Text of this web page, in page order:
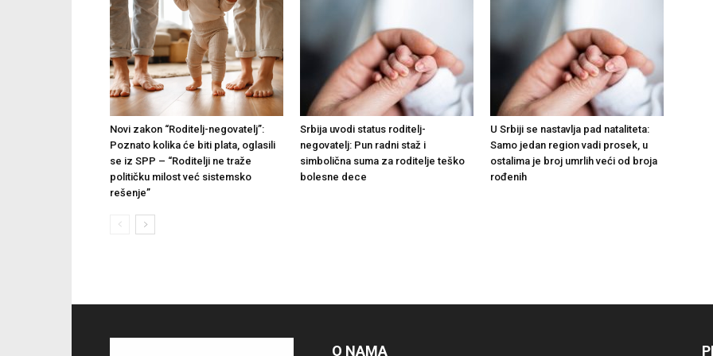
Novi zakon “Roditelj-negovatelj”:
Poznato kolika će biti plata, oglasili
se iz SPP – “Roditelji ne traže
političku milost već sistemsko
rešenje”
Srbija uvodi status roditelj-
negovatelj: Pun radni staž i
simbolična suma za roditelje teško
bolesne dece
U Srbiji se nastavlja pad nataliteta:
Samo jedan region vadi prosek, u
ostalima je broj umrlih veći od broja
rođenih
O NAMA